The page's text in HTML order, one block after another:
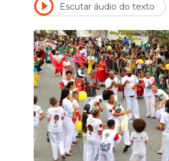
Escutar áudio do texto